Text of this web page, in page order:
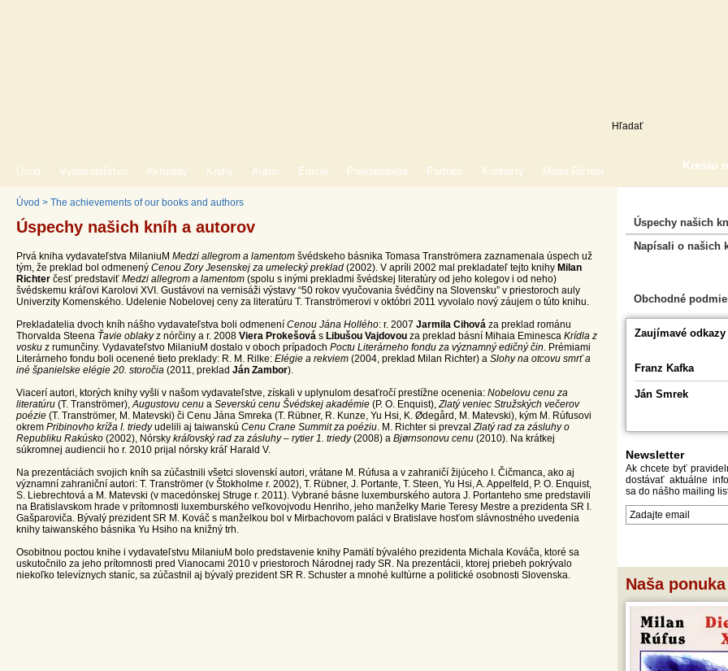
Kreslo
Úvod Vydavateľstvo Aktuality Knihy Autori Edície Prekladatelia Partneri Kontakty Milan Richter
Úvod > The achievements of our books and authors
Úspechy našich kníh a autorov
Prvá kniha vydavateľstva MilaniuM Medzi allegrom a lamentom švédskeho básnika Tomasa Tranströmera zaznamenala úspech už
tým, že preklad bol odmenený Cenou Zory Jesenskej za umelecký preklad (2002). V apríli 2002 mal prekladateľ tejto knihy Milan
Richter česť predstaviť Medzi allegrom a lamentom (spolu s inými prekladmi švédskej literatúry od jeho kolegov i od neho)
švédskemu kráľovi Karolovi XVI. Gustávovi na vernisáži výstavy “50 rokov vyučovania švédčiny na Slovensku” v priestoroch auly
Univerzity Komenského. Udelenie Nobelovej ceny za literatúru T. Tranströmerovi v októbri 2011 vyvolalo nový záujem o túto knihu.
Prekladatelia dvoch kníh nášho vydavateľstva boli odmenení Cenou Jána Hollého: r. 2007 Jarmila Cihová za preklad románu
Thorvalda Steena Ťavie oblakyz nórčiny a r. 2008 Viera Prokešová s Libušou Vajdovou za preklad básní Mihaia Eminesca Krídla z
vosku z rumunčiny. Vydavateľstvo MilaniuM dostalo v oboch prípadoch Poctu Literárneho fondu za významný edičný čin. Prémiami
Literárneho fondu boli ocenené tieto preklady: R. M. Rilke: Elégie a rekviem (2004, preklad Milan Richter) a Slohy na otcovu smrť a
iné španielske elégie 20. storočia (2011, preklad Ján Zambor).
Viacerí autori, ktorých knihy vyšli v našom vydavateľstve, získali v uplynulom desaťročí prestížne ocenenia: Nobelovu cenu za
literatúru (T. Tranströmer),Augustovu cenu a Severskú cenu Švédskej akadémie (P. O. Enquist),Zlatý veniec Stružských večerov
poézie (T. Tranströmer, M. Matevski) či Cenu Jána Smreka (T. Rübner, R. Kunze, Yu Hsi, K. Ødegård, M. Matevski), kým M. Rúfusovi
okrem Pribinovho kríža I. triedyudelili aj taiwanskú Cenu Crane Summit za poéziu. M. Richter si prevzalZlatý rad za zásluhy o
Republiku Rakúsko (2002), Nórsky kráľovský rad za zásluhy – rytier 1. triedy(2008) a Bjørnsonovu cenu (2010). Na krátkej
súkromnej audiencii ho r. 2010 prijal nórsky kráľ Harald V.
Na prezentáciách svojich kníh sa zúčastnili všetci slovenskí autori, vrátane M. Rúfusa a v zahraničí žijúceho I. Čičmanca, ako aj
významní zahraniční autori: T. Tranströmer (v Štokholme r. 2002), T. Rübner, J. Portante, T. Steen, Yu Hsi, A. Appelfeld, P. O. Enquist,
S. Liebrechtová a M. Matevski (v macedónskej Struge r. 2011). Vybrané básne luxemburského autora J. Portanteho sme predstavili
na Bratislavskom hrade v prítomnosti luxemburského veľkovojvodu Henriho, jeho manželky Marie Teresy Mestre a prezidenta SR I.
Gašparoviča. Bývalý prezident SR M. Kováč s manželkou bol v Mirbachovom paláci v Bratislave hosťom slávnostného uvedenia
knihy taiwanského básnika Yu Hsiho na knižný trh.
Osobitnou poctou knihe i vydavateľstvu MilaniuM bolo predstavenie knihy Pamätí bývalého prezidenta Michala Kováča, ktoré sa
uskutočnilo za jeho prítomnosti pred Vianocami 2010 v priestoroch Národnej rady SR. Na prezentácii, ktorej priebeh pokrývalo
niekoľko televíznych staníc, sa zúčastnil aj bývalý prezident SR R. Schuster a mnohé kultúrne a politické osobnosti Slovenska.
Úspechy našich
Napísali o našich
Obchodné
Zaujímavé odkazy
Franz Kafka
Ján Smrek
Newsletter
Ak chcete byť
dostávať aktuálne
sa do nášho mailing
Naša ponuka